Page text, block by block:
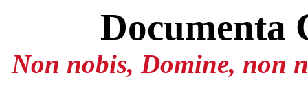
Documenta
Non nobis, Domine, non